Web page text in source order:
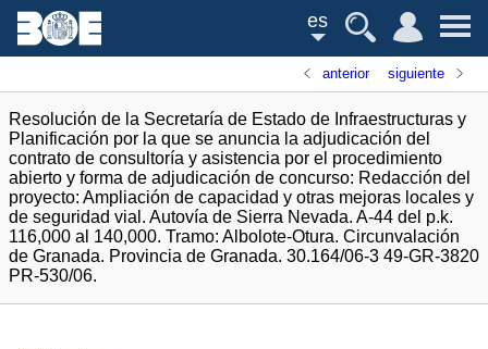
es
anterior siguiente
Resolución de la Secretaría de Estado de Infraestructuras y
Planificación por la que se anuncia la adjudicación del
contrato de consultoría y asistencia por el procedimiento
abierto y forma de adjudicación de concurso: Redacción del
proyecto: Ampliación de capacidad y otras mejoras locales y
de seguridad vial. Autovía de Sierra Nevada. A-44 del p.k.
116,000 al 140,000. Tramo: Albolote-Otura. Circunvalación
de Granada. Provincia de Granada. 30.164/06-3 49-GR-3820
PR-530/06.